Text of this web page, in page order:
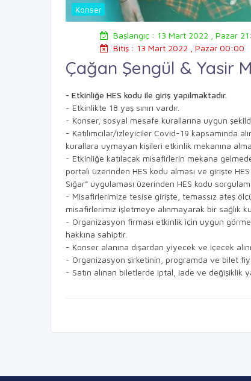
Konser
Başlangıç : 13 Mart 2022 , Pazar
Bitiş : 13 Mart 2022 , Pazar 00:00
Çağan Şengül & Yasir
- Etkinliğe HES kodu ile giriş yapılmaktadır.
- Etkinlikte 18 yaş sınırı vardır.
- Konser, sosyal mesafe kurallarına uygun
- Katılımcılar/izleyiciler Covid-19 kapsamında
kurallara uymayan kişileri etkinlik mekanına
- Etkinliğe katılacak misafirlerin mekana
portalı üzerinden HES kodu alması ve girişte
Sığar” uygulaması üzerinden HES kodu
- Misafirlerimize tesise girişte, temassız ateş
misafirlerimiz işletmeye alınmayarak bir sağlık
- Organizasyon firması etkinlik için uygun
hakkına sahiptir.
- Konser alanına dışardan yiyecek ve içecek
- Organizasyon şirketinin, programda ve bilet
- Satın alınan biletlerde iptal, iade ve değişiklik